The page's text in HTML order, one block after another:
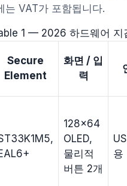
는 VAT가 포함됩니다.
1 — 2026 하드웨어 지
Secure
Element
화면 / 입
력
128×64
OLED,
물리적
버튼 2개
용